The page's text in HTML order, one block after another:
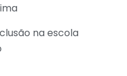
na escola